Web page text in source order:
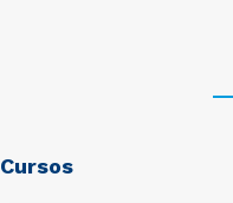
Cursos